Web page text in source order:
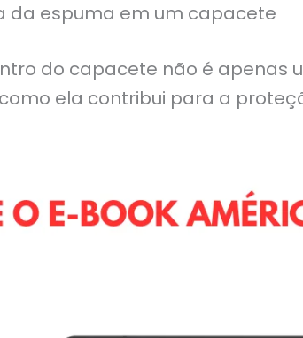
da espuma em um capacete
do capacete não é apenas
ela contribui para a